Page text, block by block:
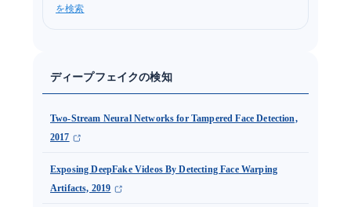
を検索
ディープフェイクの検知
Two-Stream Neural Networks for Tampered Face Detection,
2017
Exposing DeepFake Videos By Detecting Face Warping
Artifacts, 2019